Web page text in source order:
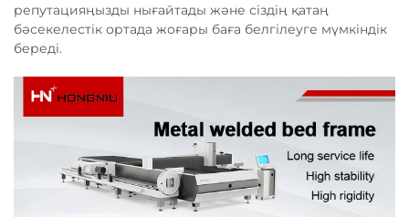
репутацияңызды нығайтады және сіздің қатаң
бәсекелестік ортада жоғары баға белгілеуге мүмкіндік
береді.